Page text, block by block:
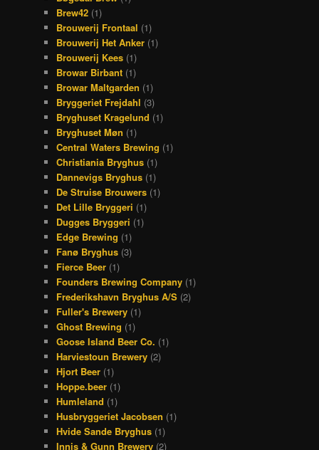
Brew42 (1)
Brouwerij Frontaal (1)
Brouwerij Het Anker (1)
Brouwerij Kees (1)
Browar Birbant (1)
Browar Maltgarden (1)
Bryggeriet Frejdahl (3)
Bryghuset Kragelund (1)
Bryghuset Møn (1)
Central Waters Brewing (1)
Christiania Bryghus (1)
Dannevigs Bryghus (1)
De Struise Brouwers (1)
Det Lille Bryggeri (1)
Dugges Bryggeri (1)
Edge Brewing (1)
Fanø Bryghus (3)
Fierce Beer (1)
Founders Brewing Company (1)
Frederikshavn Bryghus A/S (2)
Fuller's Brewery (1)
Ghost Brewing (1)
Goose Island Beer Co. (1)
Harviestoun Brewery (2)
Hjort Beer (1)
Hoppe.beer (1)
Humleland (1)
Husbryggeriet Jacobsen (1)
Hvide Sande Bryghus (1)
Innis & Gunn Brewery (2)